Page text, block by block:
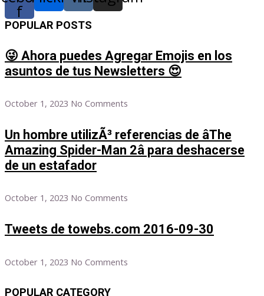
f
POPULAR POSTS
😜 Ahora puedes Agregar Emojis en los
asuntos de tus Newsletters 😍
October 1, 2023 No Comments
Un hombre utilizÃ³ referencias de âThe
Amazing Spider-Man 2â para deshacerse
de un estafador
October 1, 2023 No Comments
Tweets de towebs.com 2016-09-30
October 1, 2023 No Comments
POPULAR CATEGORY